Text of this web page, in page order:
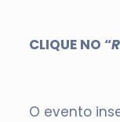
CLIQUE NO “
O evento